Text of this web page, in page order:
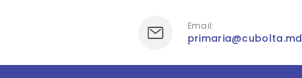
Email:
primaria@cubolta.md